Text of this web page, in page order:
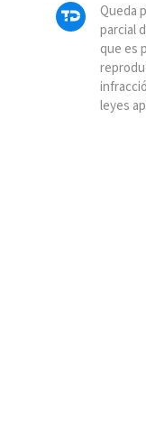
Queda
parcial
que es
leyes